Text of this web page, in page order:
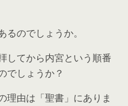
のでしょうか。
してから内宮という順番
でしょうか？
理由は「聖書」にありま